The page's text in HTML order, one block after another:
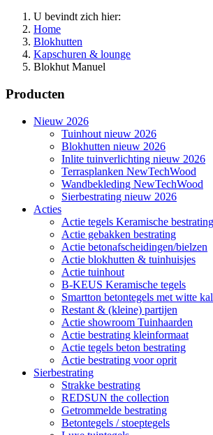
U bevindt zich hier:
Home
Blokhutten
Kapschuren & lounge
Blokhut Manuel
Producten
Nieuw 2026
Tuinhout nieuw 2026
Blokhutten nieuw 2026
Inlite tuinverlichting nieuw 2026
Terrasplanken NewTechWood
Wandbekleding NewTechWood
Sierbestrating nieuw 2026
Acties
Actie tegels Keramische bestrating
Actie gebakken bestrating
Actie betonafscheidingen/bielzen
Actie blokhutten & tuinhuisjes
Actie tuinhout
B-KEUS Keramische tegels
Smartton betontegels met witte
Restant & (kleine) partijen
Actie showroom Tuinhaarden
Actie bestrating kleinformaat
Actie tegels beton bestrating
Actie bestrating voor oprit
Sierbestrating
Strakke bestrating
REDSUN the collection
Getrommelde bestrating
Betontegels / stoeptegels